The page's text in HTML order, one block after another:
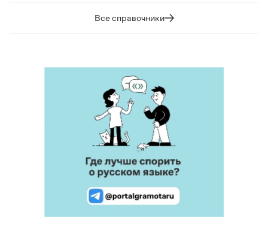
Все справочники